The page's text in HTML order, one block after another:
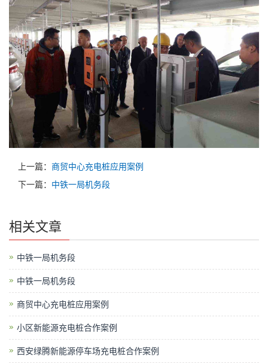
上一篇： 商贸中心充电桩应用案例
下一篇： 中铁一局机务段
相关文章
中铁一局机务段
中铁一局机务段
商贸中心充电桩应用案例
小区新能源充电桩合作案例
西安绿腾新能源停车场充电桩合作案例